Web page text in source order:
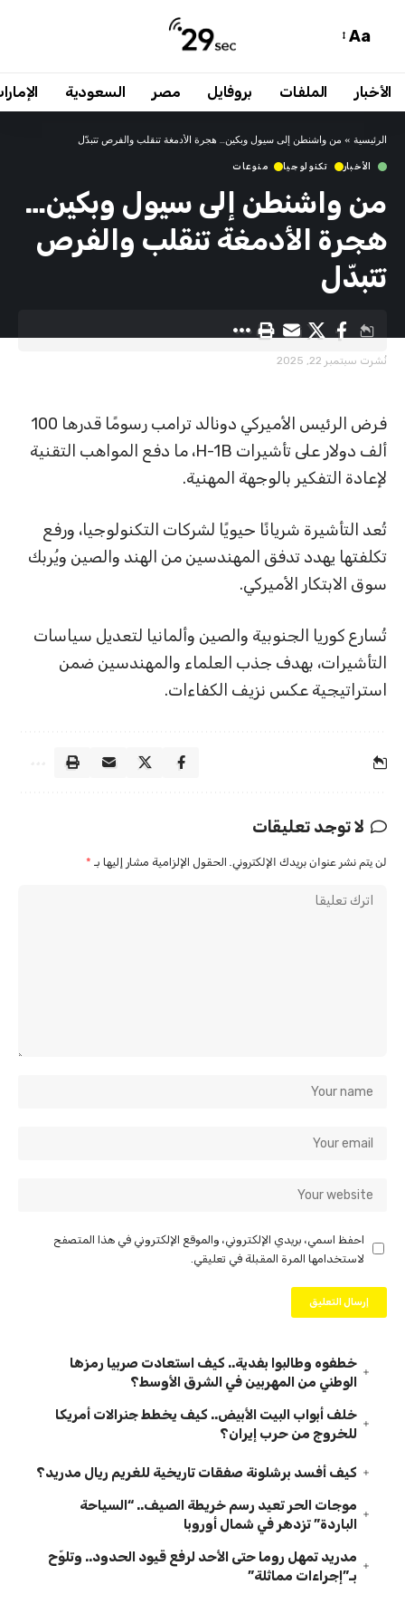
Aa
الأخبار الملفات بروفايل مصر السعودية
الرئيسية » من واشنطن إلى سيول وبكين… هجرة الأدمغة تنقلب والفرص تتبدّل
الأخبار تكنولوجيا منوعات
من واشنطن إلى سيول وبكين…
هجرة الأدمغة تنقلب والفرص
تتبدّل
نُشرت سبتمبر 22, 2025
فرض الرئيس الأميركي دونالد ترامب رسومًا قدرها 100
ألف دولار على تأشيرات H-1B، ما دفع المواهب التقنية
لإعادة التفكير بالوجهة المهنية.
تُعد التأشيرة شريانًا حيويًا لشركات التكنولوجيا، ورفع
تكلفتها يهدد تدفق المهندسين من الهند والصين ويُربك
سوق الابتكار الأميركي.
تُسارع كوريا الجنوبية والصين وألمانيا لتعديل سياسات
التأشيرات، بهدف جذب العلماء والمهندسين ضمن
استراتيجية عكس نزيف الكفاءات.
لا توجد تعليقات
لن يتم نشر عنوان بريدك الإلكتروني. الحقول الإلزامية مشار إليها بـ *
احفظ اسمي، بريدي الإلكتروني، والموقع الإلكتروني في هذا المتصفح
لاستخدامها المرة المقبلة في تعليقي.
خطفوه وطالبوا بفدية.. كيف استعادت صربيا رمزها
الوطني من المهربين في الشرق الأوسط؟
خلف أبواب البيت الأبيض.. كيف يخطط جنرالات أمريكا
للخروج من حرب إيران؟
كيف أفسد برشلونة صفقات تاريخية للغريم ريال مدريد؟
موجات الحر تعيد رسم خريطة الصيف.. “السياحة
الباردة” تزدهر في شمال أوروبا
مدريد تمهل روما حتى الأحد لرفع قيود الحدود.. وتلوّح
بـ”إجراءات مماثلة”